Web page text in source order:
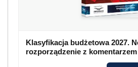
Klasyfikacja budżetowa 2027.
rozporządzenie z